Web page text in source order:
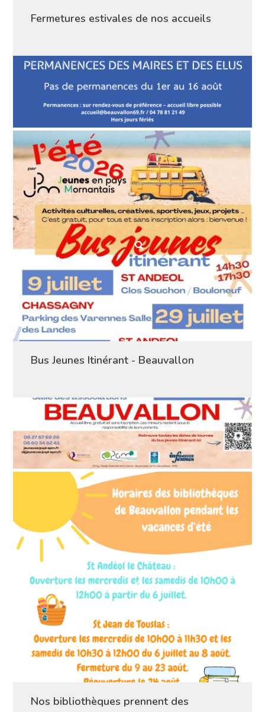
Fermetures estivales de nos accueils
Bus Jeunes Itinérant - Beauvallon
Nos bibliothèques prennent des